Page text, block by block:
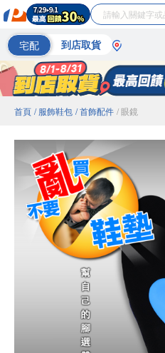
宅配 到店取貨
首頁 / 服飾鞋包 / 首飾配件 / 眼鏡